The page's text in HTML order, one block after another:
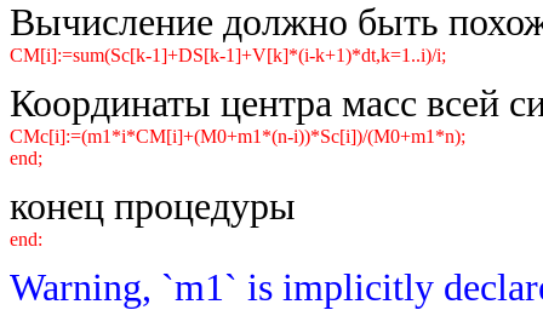
Вычисление должно быть
CM[i]:=sum(Sc[k-1]+DS[k-1]+V[k]*(i-k+1)*dt,k=1..i)/i;
Координаты центра масс всей
CMc[i]:=(m1*i*CM[i]+(M0+m1*(n-i))*Sc[i])/(M0+m1*n);
end;
конец процедуры
end:
Warning, `m1` is implicitly